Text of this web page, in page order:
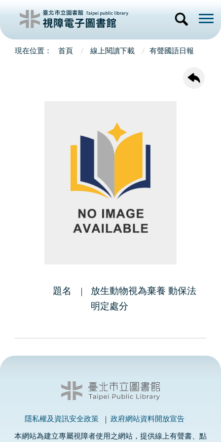
首頁 線上閱讀下載 有聲國語日報
題名
放生動物視為棄養 動保法
明定處分
隱私權及資訊安全政策 政府網站資料開放宣告
本網站為建立專屬視障者使用之網站，提供線上有聲書、點